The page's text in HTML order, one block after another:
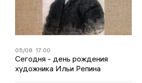
05/08 17:00
Сегодня - день рождения
художника Ильи Репина